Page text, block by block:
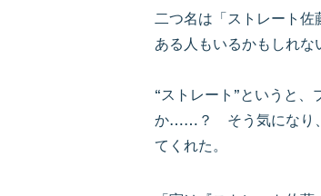
二つ名は「ストレート佐
ある人もいるかもしれな
“ストレート”というと
か……？ そう気になり、
てくれた。